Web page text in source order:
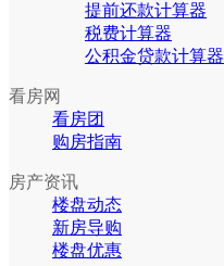
提前还款计算器
税费计算器
公积金贷款计算器
看房网
看房团
购房指南
房产资讯
楼盘动态
新房导购
楼盘优惠